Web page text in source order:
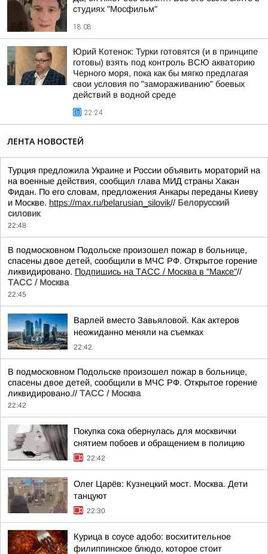
студиях "Мосфильм"
18:08
Юрий Котенок: Турки готовятся (и в принципе
готовы) взять под контроль ВСЮ акваторию
Черного моря, пока как бы мягко предлагая
свои условия по "замораживанию" боевых
действий в водной среде
22:24
ЛЕНТА НОВОСТЕЙ
Турция предложила Украине и России объявить мораторий на
на военные действия, сообщил глава МИД страны Хакан
Фидан. По его словам, предложения Анкары переданы Киеву
и Москве. https://max.ru/belarusian_silovik// Белорусский
силовик
22:48
В подмосковном Подольске произошел пожар в больнице,
спасены двое детей, сообщили в МЧС РФ. Открытое горение
ликвидировано. Подпишись на ТАСС / Москва в "Максе"//
ТАСС / Москва
22:45
Варлей вместо Завьяловой. Как актеров
неожиданно меняли на съемках
22:42
В подмосковном Подольске произошел пожар в больнице,
спасены двое детей, сообщили в МЧС РФ. Открытое горение
ликвидировано.// ТАСС / Москва
22:42
Покупка сока обернулась для москвички
снятием побоев и обращением в полицию
22:42
Олег Царёв: Кузнецкий мост. Москва. Дети
танцуют
22:30
Курица в соусе адобо: восхитительное
филиппинское блюдо, которое стоит